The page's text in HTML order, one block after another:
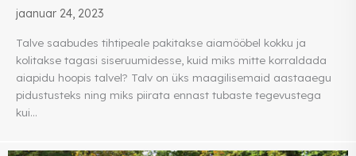
jaanuar 24, 2023
Talve saabudes tihtipeale pakitakse aiamööbel kokku ja
kolitakse tagasi siseruumidesse, kuid miks mitte korraldada
aiapidu hoopis talvel? Talv on üks maagilisemaid aastaaegu
pidustusteks ning miks piirata ennast tubaste tegevustega
kui...